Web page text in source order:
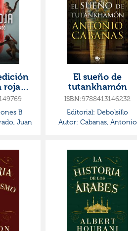
roja
y
B
Juan
El sueño de
tutankhamón
ISBN:9788413146232
Editorial: Debolsillo
Autor: Cabanas, Antonio